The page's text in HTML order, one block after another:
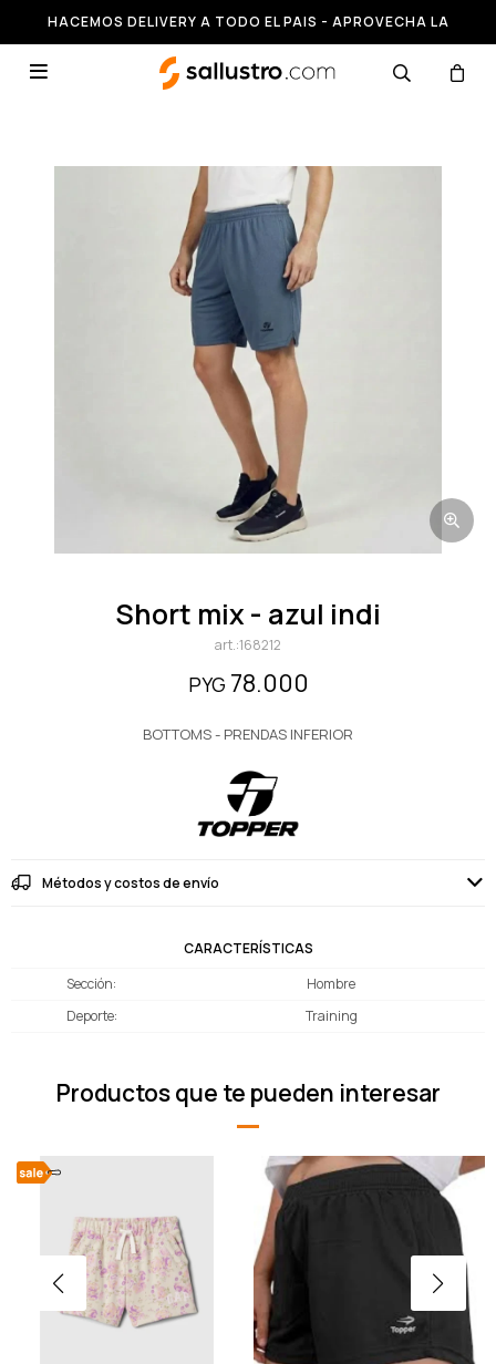
HACEMOS DELIVERY A TODO EL PAIS - APROVECHA LA
RUNNING HASTA 50% OFF

short mix - azul indi
168212
PYG 78.000
BOTTOMS - PRENDAS INFERIOR
Métodos y costos de envío
CARACTERÍSTICAS
Sección
Hombre
Deporte
Training
Productos que te pueden interesar